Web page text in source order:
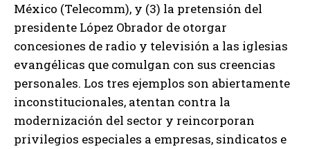
México (Telecomm), y (3) la pretensión del
presidente López Obrador de otorgar
concesiones de radio y televisión a las iglesias
evangélicas que comulgan con sus creencias
personales. Los tres ejemplos son abiertamente
inconstitucionales, atentan contra la
modernización del sector y reincorporan
privilegios especiales a empresas, sindicatos e